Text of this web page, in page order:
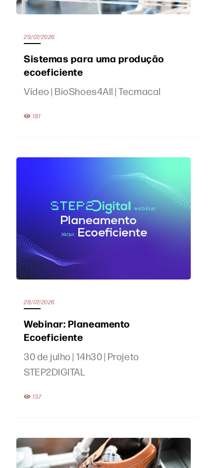
29/07/2026
Sistemas para uma produção
ecoeficiente
Vídeo | BioShoes4All | Tecmacal
181
28/07/2026
Webinar: Planeamento
Ecoeficiente
30 de julho | 14h30 | Projeto
STEP2DIGITAL
137